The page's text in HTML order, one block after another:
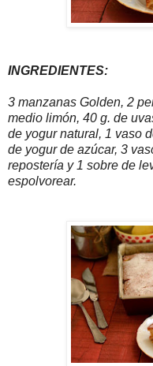
INGREDIENTES:
3 manzanas Golden, 2
medio limón, 40 g. de
de yogur natural, 1 vaso
de yogur de azúcar, 3
repostería y 1 sobre de
espolvorear.